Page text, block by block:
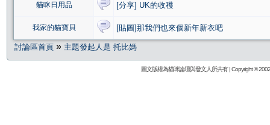
貓咪日用品 [分享] UK的收穫
我家的貓寶貝 [貼圖]那我們也來個新年新衣吧
討論區首頁 » 主題發起人是 托比媽
圖文版權為貓咪論壇與發文人所共有 | Copyright ©